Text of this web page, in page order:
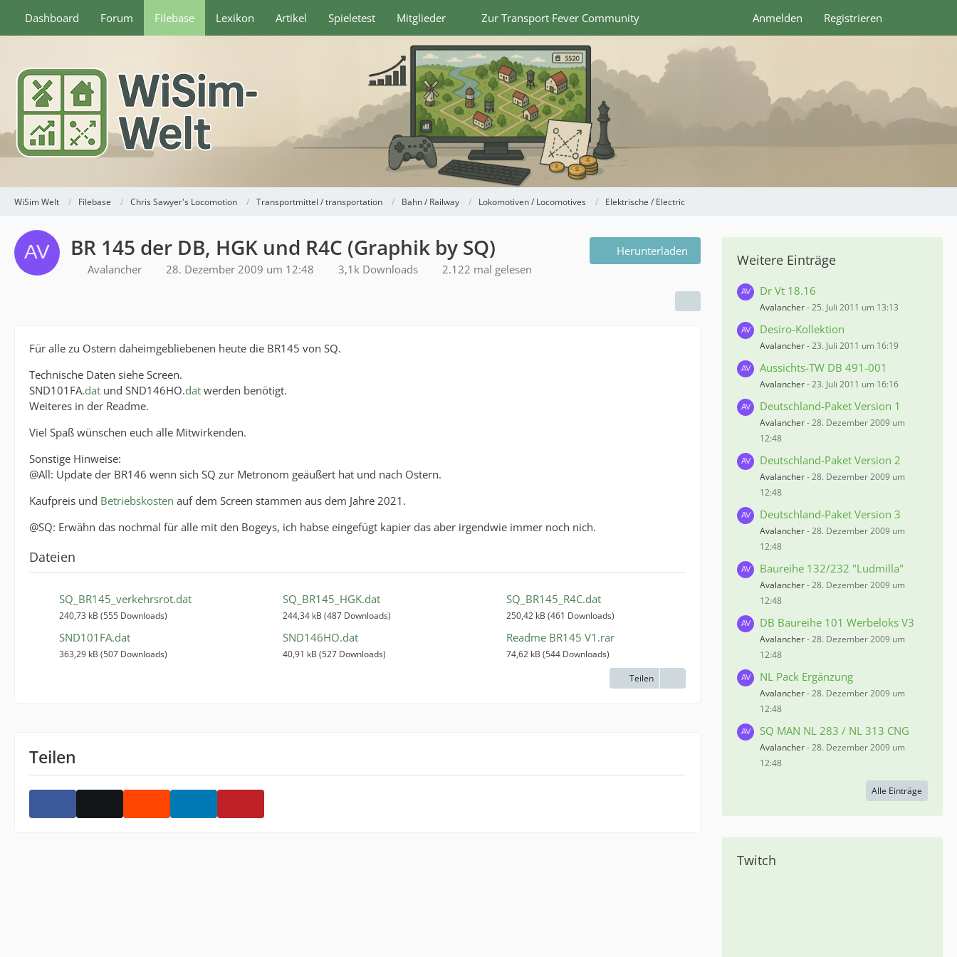
Dashboard Forum Filebase Lexikon Artikel Spieletest Mitglieder Zur Transport Fever Community Anmelden Registrieren
WiSim Welt Filebase Chris Sawyer's Locomotion Transportmittel / transportation Bahn / Railway Lokomotiven / Locomotives Elektrische / Electric
BR 145 der DB, HGK und R4C (Graphik by SQ)
Avalancher 28. Dezember 2009 um 12:48 3,1k Downloads 2.122 mal gelesen
Herunterladen
Für alle zu Ostern daheimgebliebenen heute die BR145 von SQ.
Technische Daten siehe Screen.
SND101FA.dat und SND146HO.dat werden benötigt.
Weiteres in der Readme.
Viel Spaß wünschen euch alle Mitwirkenden.
Sonstige Hinweise:
@All: Update der BR146 wenn sich SQ zur Metronom geäußert hat und nach Ostern.
Kaufpreis und Betriebskosten auf dem Screen stammen aus dem Jahre 2021.
@SQ: Erwähn das nochmal für alle mit den Bogeys, ich habse eingefügt kapier das aber irgendwie immer noch nich.
Dateien
SQ_BR145_verkehrsrot.dat
240,73 kB (555 Downloads)
SQ_BR145_HGK.dat
244,34 kB (487 Downloads)
SQ_BR145_R4C.dat
250,42 kB (461 Downloads)
SND101FA.dat
363,29 kB (507 Downloads)
SND146HO.dat
40,91 kB (527 Downloads)
Readme BR145 V1.rar
74,62 kB (544 Downloads)
Teilen
Teilen
Weitere Einträge
Dr Vt 18.16
Avalancher-25. Juli 2011 um 13:13
Desiro-Kollektion
Avalancher-23. Juli 2011 um 16:19
Aussichts-TW DB 491-001
Avalancher-23. Juli 2011 um 16:16
Deutschland-Paket Version 1
Avalancher-28. Dezember 2009 um
12:48
Deutschland-Paket Version 2
Avalancher-28. Dezember 2009 um
12:48
Deutschland-Paket Version 3
Avalancher-28. Dezember 2009 um
12:48
Baureihe 132/232 "Ludmilla"
Avalancher-28. Dezember 2009 um
12:48
DB Baureihe 101 Werbeloks V3
Avalancher-28. Dezember 2009 um
12:48
NL Pack Ergänzung
Avalancher-28. Dezember 2009 um
12:48
SQ MAN NL 283 / NL 313 CNG
Avalancher-28. Dezember 2009 um
12:48
Alle Einträge
Twitch